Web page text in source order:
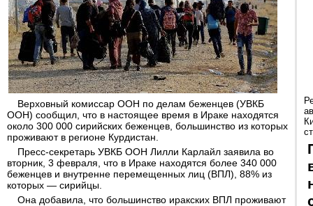
Верховный комиссар ООН по делам беженцев (УВКБ
ООН) сообщил, что в настоящее время в Ираке находятся
около 300 000 сирийских беженцев, большинство из которых
проживают в регионе Курдистан.
Пресс-секретарь УВКБ ООН Лилли Карлайл заявила во
вторник, 3 февраля, что в Ираке находятся более 340 000
беженцев и внутренне перемещенных лиц (ВПЛ), 88% из
которых — сирийцы.
Она добавила, что большинство иракских ВПЛ проживают